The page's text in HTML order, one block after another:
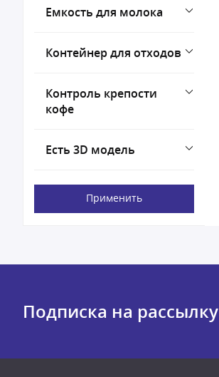
Емкость для молока
Контейнер для отходов
Контроль крепости
кофе
Есть 3D модель
Применить
Подписка на рассылку